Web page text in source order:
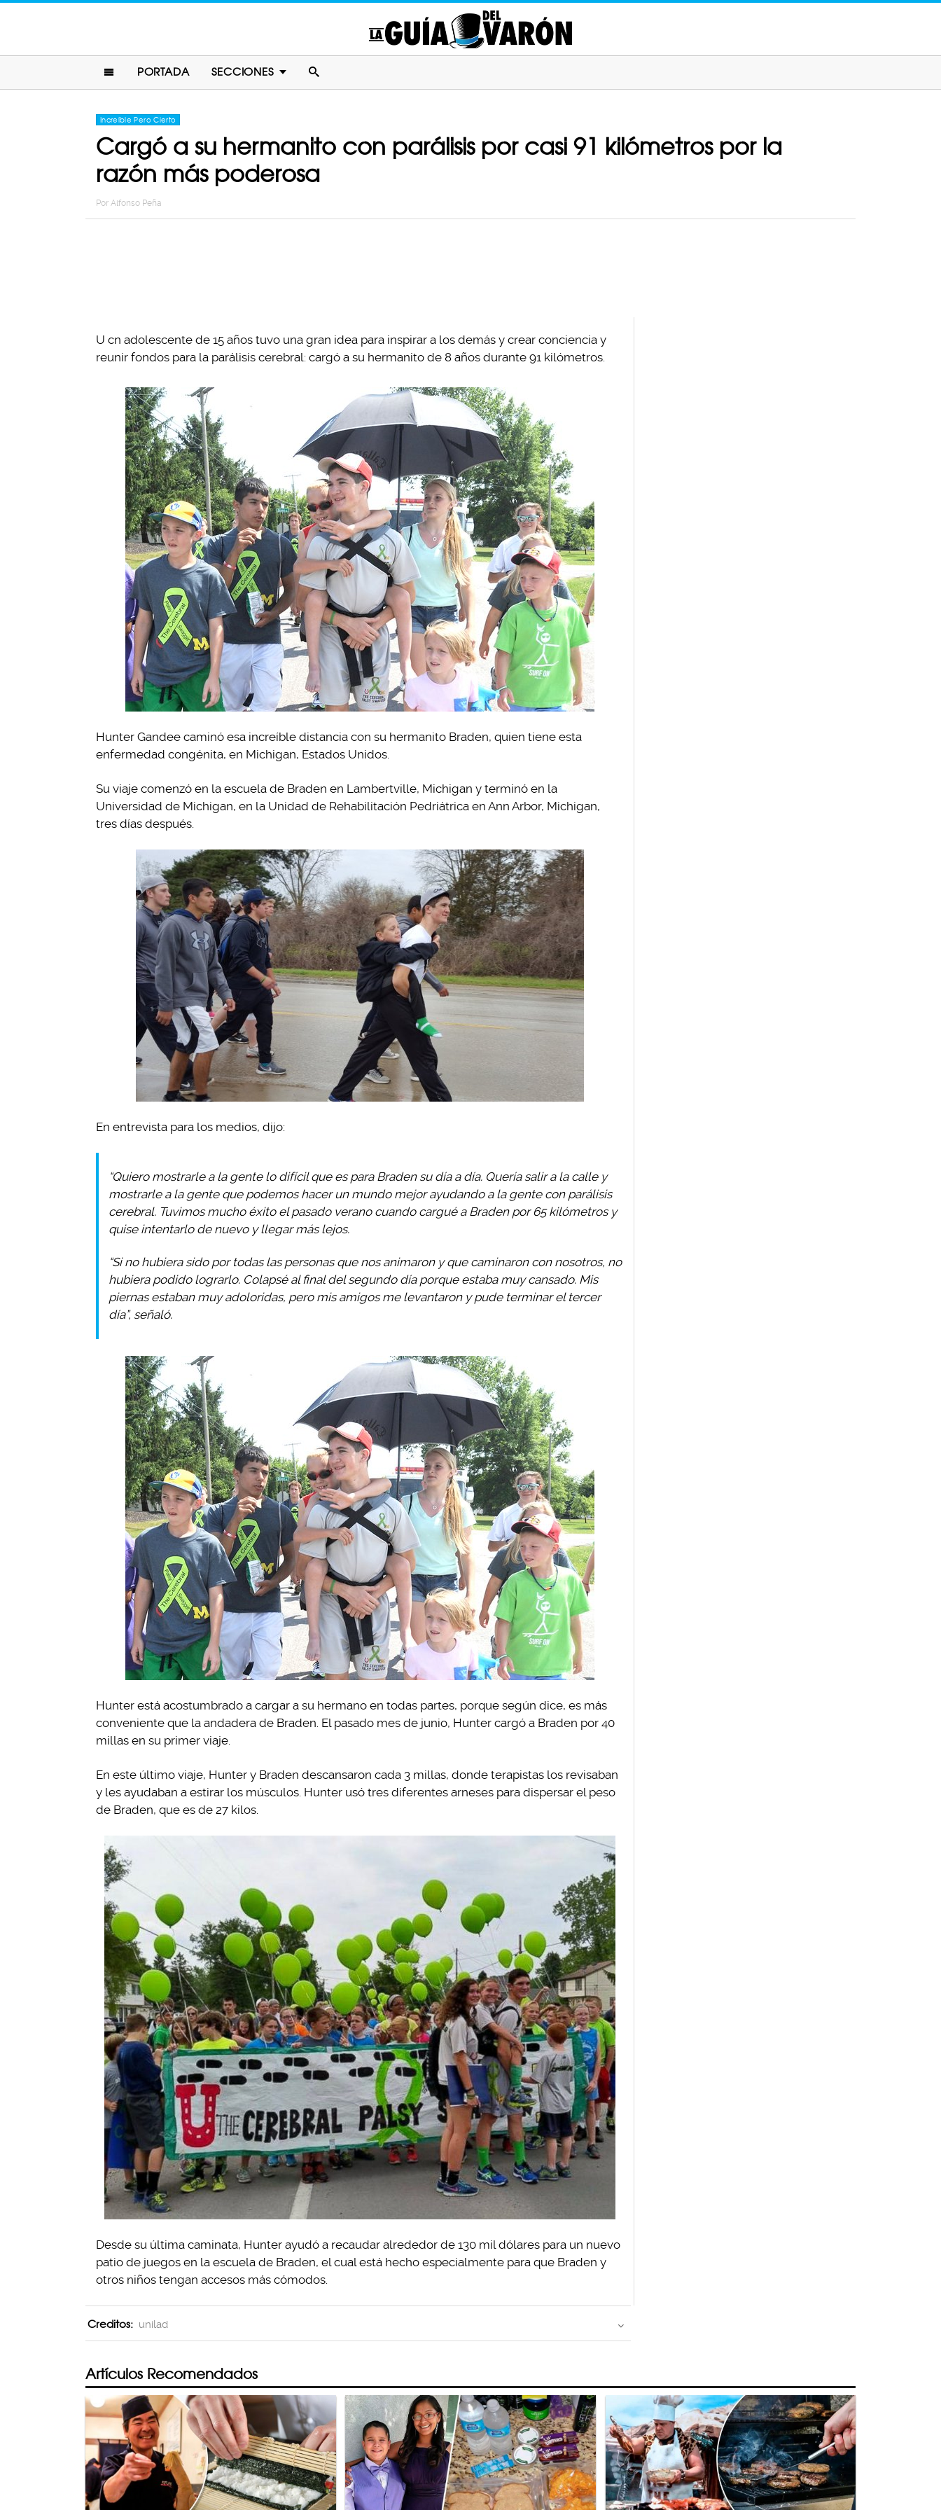
PORTADA SECCIONES
Increíble Pero Cierto
Cargó a su hermanito con parálisis por casi 91 kilómetros por la
razón más poderosa
Por Alfonso Peña
U cn adolescente de 15 años tuvo una gran idea para inspirar a los demás y crear conciencia y
reunir fondos para la parálisis cerebral: cargó a su hermanito de 8 años durante 91 kilómetros.
Hunter Gandee caminó esa increíble distancia con su hermanito Braden, quien tiene esta
enfermedad congénita, en Michigan, Estados Unidos.
Su viaje comenzó en la escuela de Braden en Lambertville, Michigan y terminó en la
Universidad de Michigan, en la Unidad de Rehabilitación Pedriátrica en Ann Arbor, Michigan,
tres días después.
En entrevista para los medios, dijo:
“Quiero mostrarle a la gente lo difícil que es para Braden su día a día. Quería salir a la calle y
mostrarle a la gente que podemos hacer un mundo mejor ayudando a la gente con parálisis
cerebral. Tuvimos mucho éxito el pasado verano cuando cargué a Braden por 65 kilómetros y
quise intentarlo de nuevo y llegar más lejos.
“Si no hubiera sido por todas las personas que nos animaron y que caminaron con nosotros, no
hubiera podido lograrlo. Colapsé al final del segundo día porque estaba muy cansado. Mis
piernas estaban muy adoloridas, pero mis amigos me levantaron y pude terminar el tercer
día”, señaló.
Hunter está acostumbrado a cargar a su hermano en todas partes, porque según dice, es más
conveniente que la andadera de Braden. El pasado mes de junio, Hunter cargó a Braden por 40
millas en su primer viaje.
En este último viaje, Hunter y Braden descansaron cada 3 millas, donde terapistas los revisaban
y les ayudaban a estirar los músculos. Hunter usó tres diferentes arneses para dispersar el peso
de Braden, que es de 27 kilos.
Desde su última caminata, Hunter ayudó a recaudar alrededor de 130 mil dólares para un nuevo
patio de juegos en la escuela de Braden, el cual está hecho especialmente para que Braden y
otros niños tengan accesos más cómodos.
Creditos: unilad
Artículos Recomendados